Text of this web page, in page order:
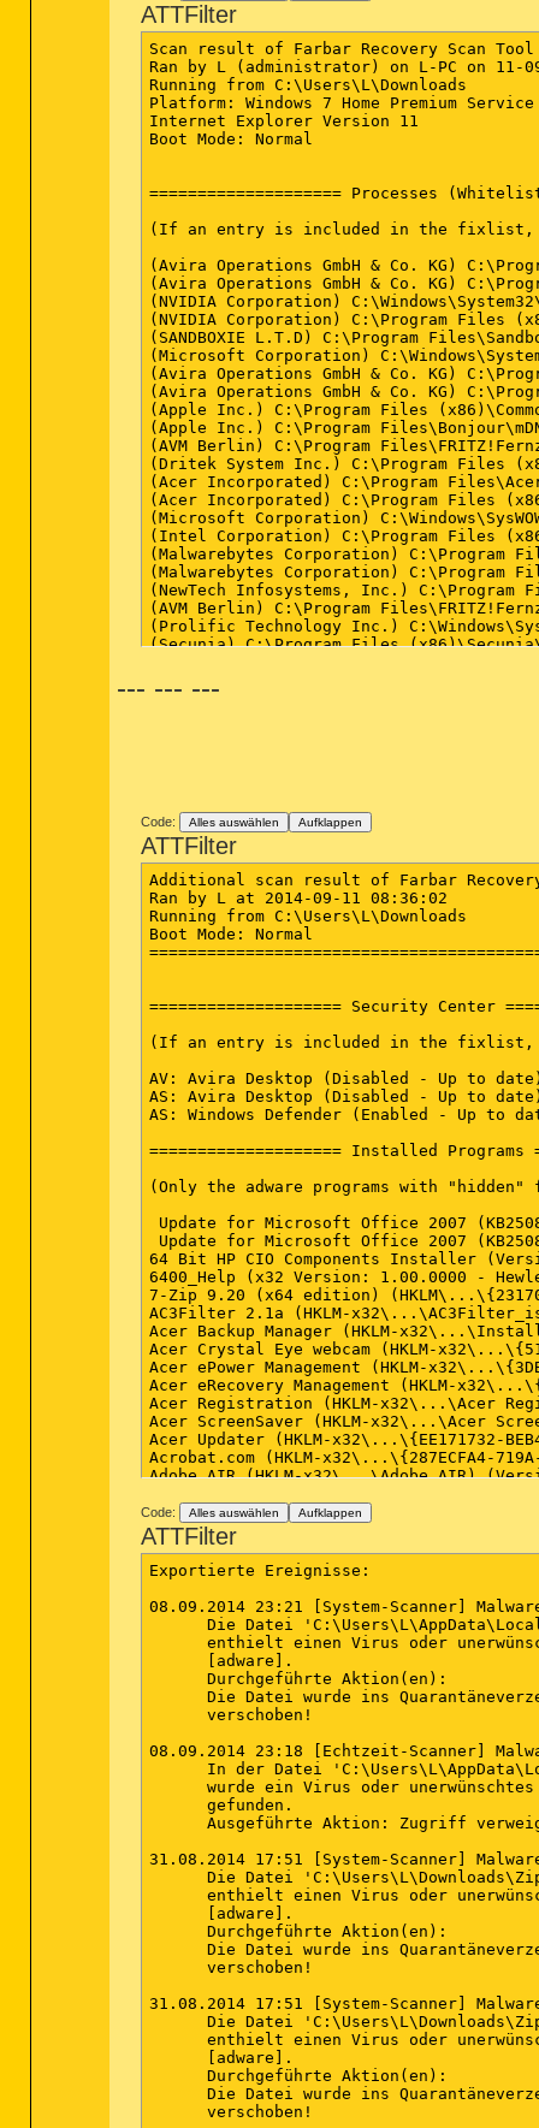
ATTFilter
Scan result of Farbar Recovery Scan
Ran by L (administrator) on L-PC on 11-
Running from C:\Users\L\Downloads
Platform: Windows 7 Home Premium
Internet Explorer Version 11
Boot Mode: Normal
==================== Processes
(If an entry is included in the fixlist,
(Avira Operations GmbH & Co. KG)
(Avira Operations GmbH & Co. KG)
(NVIDIA Corporation)
(NVIDIA Corporation) C:\Program Files
(SANDBOXIE L.T.D) C:\Program
(Microsoft Corporation)
(Avira Operations GmbH & Co. KG)
(Avira Operations GmbH & Co. KG)
(Apple Inc.) C:\Program Files
(Apple Inc.) C:\Program
(AVM Berlin) C:\Program
(Dritek System Inc.) C:\Program Files
(Acer Incorporated) C:\Program
(Acer Incorporated) C:\Program Files
(Microsoft Corporation)
(Intel Corporation) C:\Program Files
(Malwarebytes Corporation) C:\Program
(Malwarebytes Corporation) C:\Program
(NewTech Infosystems, Inc.) C:\Program
(AVM Berlin) C:\Program
(Prolific Technology Inc.)
(Secunia) C:\Program Files
(Intel Corporation) C:\Program Files
(NVIDIA Corporation) C:\Program Files
(Intel Corporation) C:\Program Files
(NVIDIA Corporation) C:\Program
(NVIDIA Corporation)
(Malwarebytes Corporation) C:\Program
--- --- ---
Code: Alles auswählen Aufklappen
ATTFilter
Additional scan result of Farbar
Ran by L at 2014-09-11 08:36:02
Running from C:\Users\L\Downloads
Boot Mode: Normal
==================== Security Center
(If an entry is included in the fixlist,
AV: Avira Desktop (Disabled - Up to date)
AS: Avira Desktop (Disabled - Up to date)
AS: Windows Defender (Enabled - Up to
==================== Installed Programs
(Only the adware programs with
Update for Microsoft Office 2007
Update for Microsoft Office 2007
64 Bit HP CIO Components Installer
6400_Help (x32 Version: 1.00.0000 -
7-Zip 9.20 (x64 edition)
AC3Filter 2.1a (HKLM-
Acer Backup Manager (HKLM-
Acer Crystal Eye webcam (HKLM-
Acer ePower Management (HKLM-
Acer eRecovery Management (HKLM-
Acer Registration (HKLM-x32\...\Acer
Acer ScreenSaver (HKLM-x32\...\Acer
Acer Updater (HKLM-x32\...\{EE171732-
Acrobat.com (HKLM-x32\...\{287ECFA4-
Adobe AIR (HKLM-x32\...\Adobe AIR)
Adobe Flash Player 15 ActiveX (HKLM-
Adobe Flash Player 15 Plugin (HKLM-
Adobe Reader XI (11.0.08) - Deutsch
Adobe Reader XI (11.0.08) (HKLM-
Airport Mania First Flight (HKLM-
Amazonia (HKLM-x32\...\{82C36957-D2B8-
Apple Application Support (HKLM-
Apple Mobile Device Support
Apple Software Update (HKLM-
Avira (HKLM-x32\...\{70e83cd8-4bd5-
Avira (x32 Version: 1.1.21.25162 - Avira
Avira Free Antivirus (HKLM-
Backup Manager Basic (x32 Version:
Bonjour (HKLM\...\{6E3610B2-430D-
bpd_scan (x32 Version: 3.00.0000 -
BPDSoftware (x32 Version:
BPDSoftware_Ini (x32 Version:
Broadcom Gigabit NetLink Controller
BufferChm (x32 Version: 130.0.331.000 -
Cake Mania (HKLM-x32\...\{82C36957-
CCleaner (HKLM\...\CCleaner)
clrmamepro (HKLM-x32\...\clrmamepro)
Convert AVI to MP4 1.3 (HKLM-
Crossfire Europe (HKLM-x32\...\Crossfire
CyberLink PowerDVD 9 (HKLM-
D3DX10 (x32 Version: 15.4.2368.0902 -
DAEMON Tools Pro (HKLM-
Destinations (x32 Version: 130.0.0.0 -
DeviceDiscovery (x32 Version:
DivX-Setup (HKLM-x32\...\DivX Setup)
DocProc (x32 Version: 13.0.0.0 -
Dream Day First Home (HKLM-
Code: Alles auswählen Aufklappen
ATTFilter
Exportierte Ereignisse:
08.09.2014 23:21 [System-Scanner]
Die Datei
enthielt einen Virus oder
      [adware].
      Durchgeführte Aktion(en):
Die Datei wurde ins
      verschoben!
08.09.2014 23:18 [Echtzeit-Scanner]
In der Datei
wurde ein Virus oder
      gefunden.
Ausgeführte Aktion: Zugriff
31.08.2014 17:51 [System-Scanner]
Die Datei
enthielt einen Virus oder
      [adware].
      Durchgeführte Aktion(en):
Die Datei wurde ins
      verschoben!
31.08.2014 17:51 [System-Scanner]
Die Datei
enthielt einen Virus oder
      [adware].
      Durchgeführte Aktion(en):
Die Datei wurde ins
      verschoben!